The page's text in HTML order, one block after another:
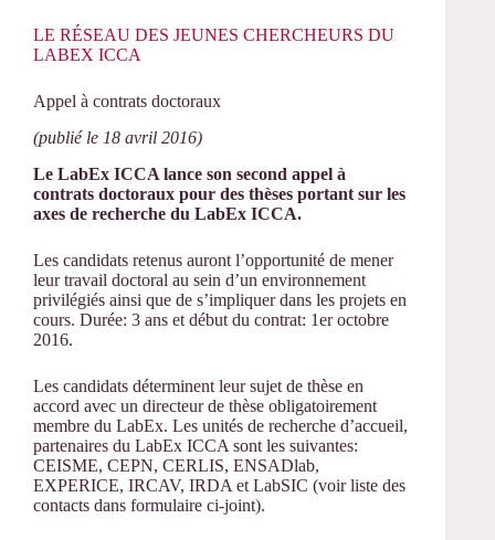
LE RÉSEAU DES JEUNES CHERCHEURS DU
LABEX ICCA
Appel à contrats doctoraux
(publié le 18 avril 2016)
Le LabEx ICCA lance son second appel à
contrats doctoraux pour des thèses portant sur les
axes de recherche du LabEx ICCA.
Les candidats retenus auront l’opportunité de mener
leur travail doctoral au sein d’un environnement
privilégiés ainsi que de s’impliquer dans les projets en
cours. Durée: 3 ans et début du contrat: 1er octobre
2016.
Les candidats déterminent leur sujet de thèse en
accord avec un directeur de thèse obligatoirement
membre du LabEx. Les unités de recherche d’accueil,
partenaires du LabEx ICCA sont les suivantes:
CEISME, CEPN, CERLIS, ENSADlab,
EXPERICE, IRCAV, IRDA et LabSIC (voir liste des
contacts dans formulaire ci-joint).